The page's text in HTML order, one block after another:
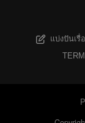
แบ่งปันเรื่